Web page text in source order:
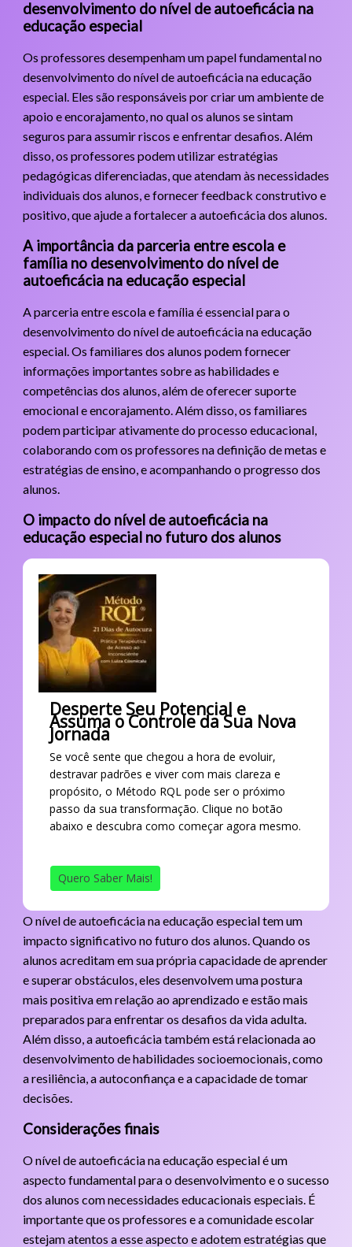
desenvolvimento do nível de autoeficácia na
educação especial
Os professores desempenham um papel fundamental no
desenvolvimento do nível de autoeficácia na educação
especial. Eles são responsáveis por criar um ambiente de
apoio e encorajamento, no qual os alunos se sintam
seguros para assumir riscos e enfrentar desafios. Além
disso, os professores podem utilizar estratégias
pedagógicas diferenciadas, que atendam às necessidades
individuais dos alunos, e fornecer feedback construtivo e
positivo, que ajude a fortalecer a autoeficácia dos alunos.
A importância da parceria entre escola e
família no desenvolvimento do nível de
autoeficácia na educação especial
A parceria entre escola e família é essencial para o
desenvolvimento do nível de autoeficácia na educação
especial. Os familiares dos alunos podem fornecer
informações importantes sobre as habilidades e
competências dos alunos, além de oferecer suporte
emocional e encorajamento. Além disso, os familiares
podem participar ativamente do processo educacional,
colaborando com os professores na definição de metas e
estratégias de ensino, e acompanhando o progresso dos
alunos.
O impacto do nível de autoeficácia na
educação especial no futuro dos alunos
Desperte Seu Potencial e
Assuma o Controle da Sua Nova
Jornada
Se você sente que chegou a hora de evoluir,
destravar padrões e viver com mais clareza e
propósito, o Método RQL pode ser o próximo
passo da sua transformação. Clique no botão
abaixo e descubra como começar agora mesmo.
Quero Saber Mais!
O nível de autoeficácia na educação especial tem um
impacto significativo no futuro dos alunos. Quando os
alunos acreditam em sua própria capacidade de aprender
e superar obstáculos, eles desenvolvem uma postura
mais positiva em relação ao aprendizado e estão mais
preparados para enfrentar os desafios da vida adulta.
Além disso, a autoeficácia também está relacionada ao
desenvolvimento de habilidades socioemocionais, como
a resiliência, a autoconfiança e a capacidade de tomar
decisões.
Considerações finais
O nível de autoeficácia na educação especial é um
aspecto fundamental para o desenvolvimento e o sucesso
dos alunos com necessidades educacionais especiais. É
importante que os professores e a comunidade escolar
estejam atentos a esse aspecto e adotem estratégias que